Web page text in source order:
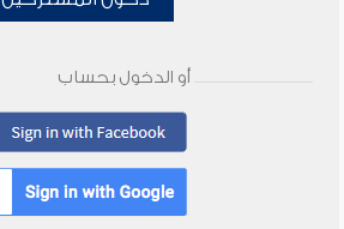
أو الدخول بحساب